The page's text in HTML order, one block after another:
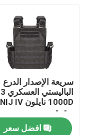
سريعة الإصدار الدرع
1000D نايلون NIJ IV
سترة
افضل سعر